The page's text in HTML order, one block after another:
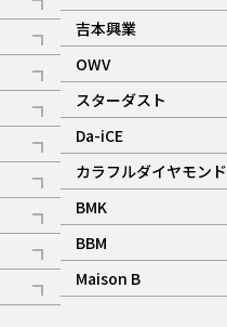
記事
吉本興業
記事
OWV
記事
ギャラリー
スターダスト
記事
Da-iCE
記事
カラフルダイヤモンド
記事
BMK
記事
ギャラリー
BBM
記事
ギャラリー
Maison B
記事